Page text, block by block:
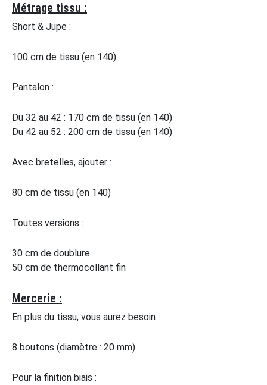
Métrage tissu :
Short & Jupe :
100 cm de tissu (en 140)
Pantalon :
Du 32 au 42 : 170 cm de tissu (en 140)
Du 42 au 52 : 200 cm de tissu (en 140)
Avec bretelles, ajouter :
80 cm de tissu (en 140)
Toutes versions :
30 cm de doublure
50 cm de thermocollant fin
Mercerie :
En plus du tissu, vous aurez besoin :
8 boutons (diamètre : 20 mm)
Pour la finition biais :